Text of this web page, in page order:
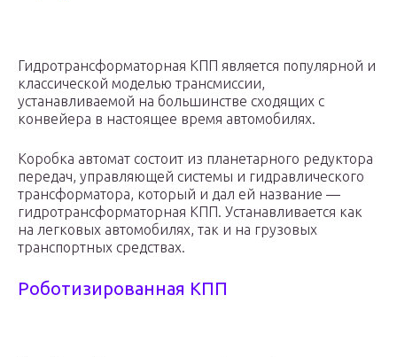
Гидротрансформаторная КПП является популярной и
классической моделью трансмиссии,
устанавливаемой на большинстве сходящих с
конвейера в настоящее время автомобилях.
Коробка автомат состоит из планетарного редуктора
передач, управляющей системы и гидравлического
трансформатора, который и дал ей название —
гидротрансформаторная КПП. Устанавливается как
на легковых автомобилях, так и на грузовых
транспортных средствах.
Роботизированная КПП